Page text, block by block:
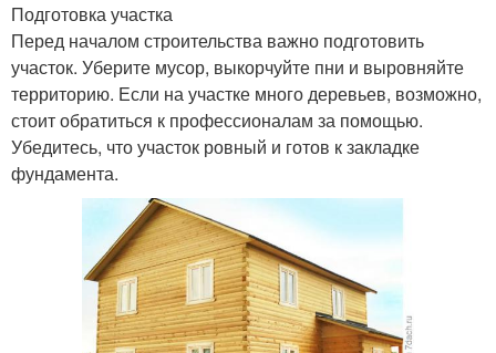
Подготовка участка
Перед началом строительства важно подготовить
участок. Уберите мусор, выкорчуйте пни и выровняйте
территорию. Если на участке много деревьев, возможно,
стоит обратиться к профессионалам за помощью.
Убедитесь, что участок ровный и готов к закладке
фундамента.